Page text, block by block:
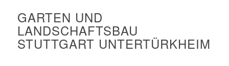
GARTEN UND
LANDSCHAFTSBAU
STUTTGART UNTERTÜRKHEIM